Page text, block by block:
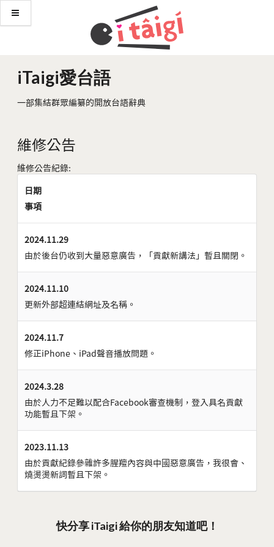
iTaigi愛台語
一部集結群眾編纂的開放台語辭典
維修公告
維修公告紀錄:
日期
事項
2024.11.29
由於後台仍收到大量惡意廣告，「貢獻新講法」暫且關閉。
2024.11.10
更新外部超連結網址及名稱。
2024.11.7
修正iPhone、iPad聲音播放問題。
2024.3.28
由於人力不足難以配合Facebook審查機制，登入具名貢獻
功能暫且下架。
2023.11.13
由於貢獻紀錄參雜許多腥羶內容與中國惡意廣告，我很會、
燒燙燙新詞暫且下架。
快分享 iTaigi 給你的朋友知道吧！